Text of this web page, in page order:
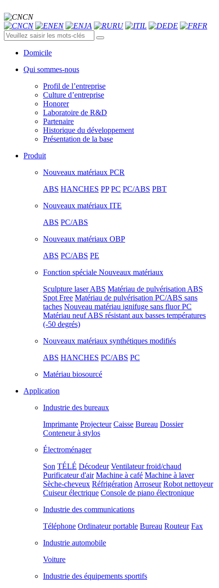
CN
CN
EN JA RU IL DE FR
Domicile
Qui sommes-nous
Profil de l’entreprise
Culture d’entreprise
Honorer
Laboratoire de R&D
Partenaire
Historique du développement
Présentation de la base
Produit
Nouveaux matériaux PCR
ABS HANCHES PP PC PC/ABS PBT
Nouveaux matériaux ITE
ABS PC/ABS
Nouveaux matériaux OBP
ABS PC/ABS PE
Fonction spéciale Nouveaux matériaux
Sculpture laser ABS Matériau de pulvérisation ABS
Spot Free Matériau de pulvérisation PC/ABS sans
taches Nouveau matériau ignifuge sans fluor PC
Matériau neuf ABS résistant aux basses températures
(-50 degrés)
Nouveaux matériaux synthétiques modifiés
ABS HANCHES PC/ABS PC
Matériau biosourcé
Application
Industrie des bureaux
Imprimante Projecteur Caisse Bureau Dossier
Conteneur à stylos
Électroménager
Son TÉLÉ Décodeur Ventilateur froid/chaud
Purificateur d'air Machine à café Machine à laver
Sèche-cheveux Réfrigération Arroseur Robot nettoyeur
Cuiseur électrique Console de piano électronique
Industrie des communications
Téléphone Ordinateur portable Bureau Routeur Fax
Industrie automobile
Voiture
Industrie des équipements sportifs